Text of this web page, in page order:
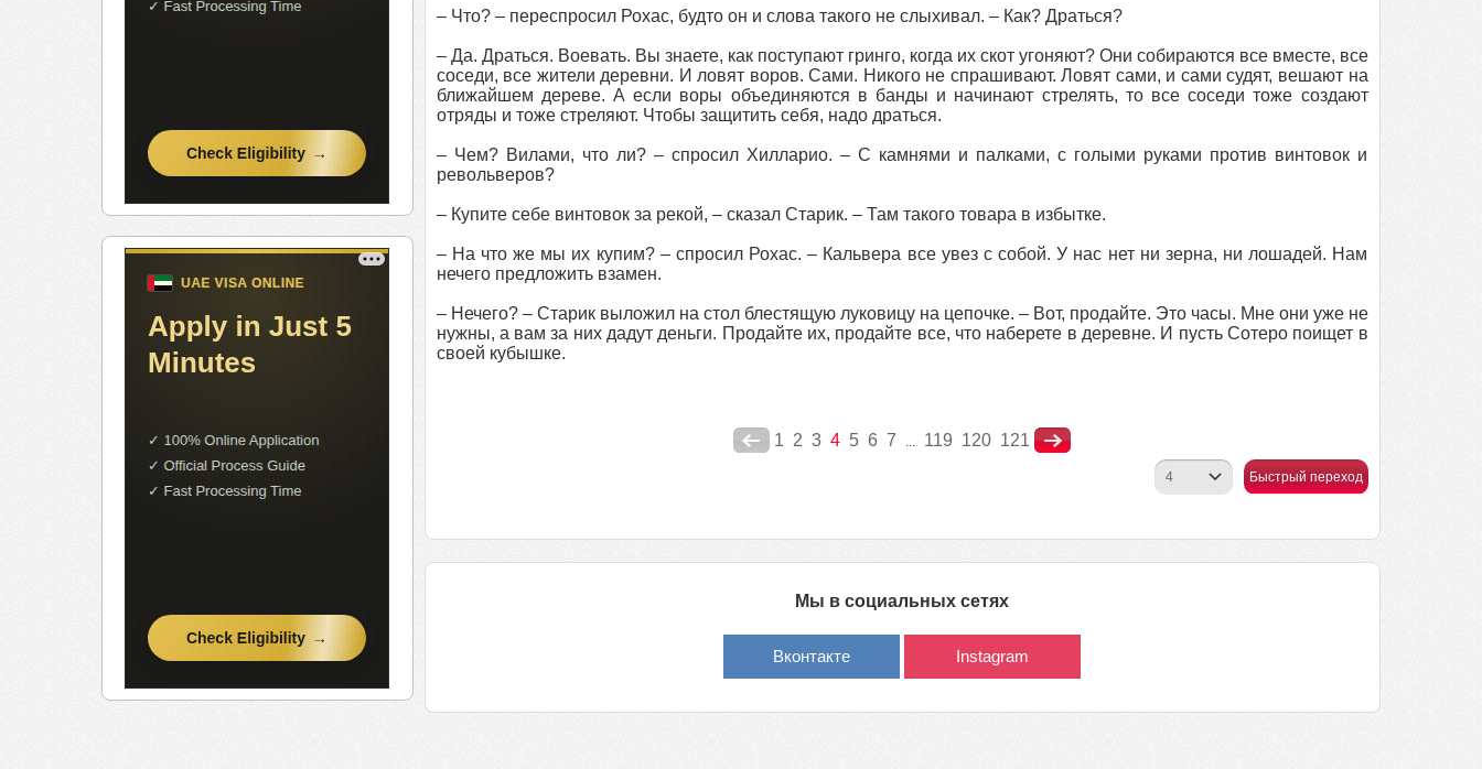
– Что? – переспросил Рохас, будто он и слова такого не слыхивал. – Как? Драться?
– Да. Драться. Воевать. Вы знаете, как поступают гринго, когда их скот угоняют? Они собираются все вместе, все
соседи, все жители деревни. И ловят воров. Сами. Никого не спрашивают. Ловят сами, и сами судят, вешают на
ближайшем дереве. А если воры объединяются в банды и начинают стрелять, то все соседи тоже создают
отряды и тоже стреляют. Чтобы защитить себя, надо драться.
– Чем? Вилами, что ли? – спросил Хилларио. – С камнями и палками, с голыми руками против винтовок и
револьверов?
– Купите себе винтовок за рекой, – сказал Старик. – Там такого товара в избытке.
– На что же мы их купим? – спросил Рохас. – Кальвера все увез с собой. У нас нет ни зерна, ни лошадей. Нам
нечего предложить взамен.
– Нечего? – Старик выложил на стол блестящую луковицу на цепочке. – Вот, продайте. Это часы. Мне они уже не
нужны, а вам за них дадут деньги. Продайте их, продайте все, что наберете в деревне. И пусть Сотеро поищет в
своей кубышке.
1 2 3 4 5 6 7 ... 119 120 121
Быстрый переход
Мы в социальных сетях
Вконтакте Instagram